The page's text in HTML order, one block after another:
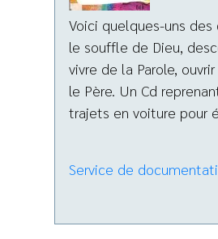
Voici quelques-uns
le souffle de Dieu,
vivre de la Parole,
le Père. Un Cd
trajets en voiture pour
Service de